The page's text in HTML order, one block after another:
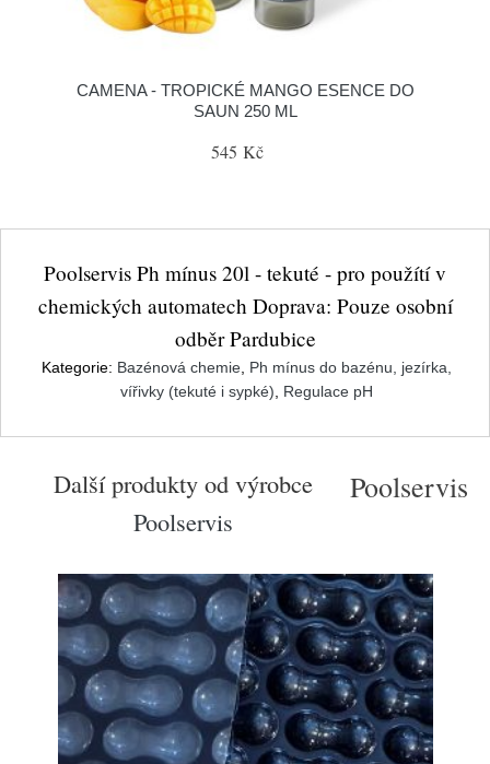
CAMENA - TROPICKÉ MANGO ESENCE DO
SAUN 250 ML
545 Kč
Poolservis Ph mínus 20l - tekuté - pro použítí v
chemických automatech Doprava: Pouze osobní
odběr Pardubice
Kategorie: Bazénová chemie, Ph mínus do bazénu, jezírka,
vířivky (tekuté i sypké)
Regulace pH
Další produkty od výrobce
Poolservis
Poolservis